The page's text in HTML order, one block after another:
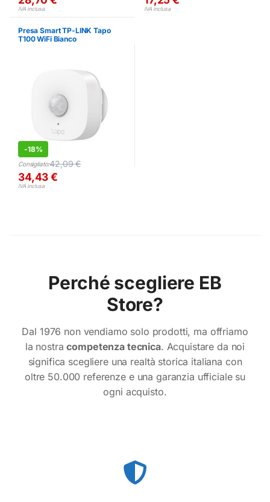
IVA inclusa IVA inclusa
Presa Smart TP-LINK Tapo
T100 WiFi Bianco
-18%
Consigliato:42,09€
34,43€
IVA inclusa
Perché scegliere EB
Store?
Dal 1976 non vendiamo solo prodotti, ma offriamo
la nostracompetenza tecnica. Acquistare da noi
significa scegliere una realtà storica italiana con
oltre 50.000 referenze e una garanzia ufficiale su
ogni acquisto.